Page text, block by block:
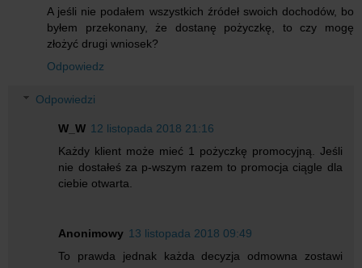
A jeśli nie podałem wszystkich źródeł swoich dochodów, bo
byłem przekonany, że dostanę pożyczkę, to czy mogę
złożyć drugi wniosek?
Odpowiedz
Odpowiedzi
W_W 12 listopada 2018 21:16
Każdy klient może mieć 1 pożyczkę promocyjną. Jeśli
nie dostałeś za p-wszym razem to promocja ciągle dla
ciebie otwarta.
Anonimowy 13 listopada 2018 09:49
To prawda jednak każda decyzja odmowna zostawi